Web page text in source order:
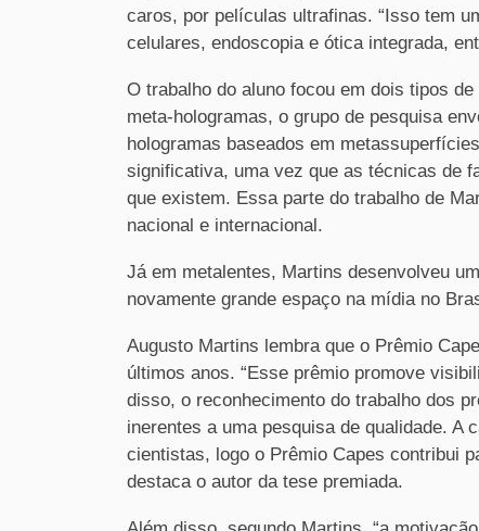
caros, por películas ultrafinas. “Isso tem
celulares, endoscopia e ótica integrada,
O trabalho do aluno focou em dois tipos
meta-hologramas, o grupo de pesquisa
hologramas baseados em
significativa, uma vez que as técnicas de
que existem. Essa parte do trabalho de
nacional e internacional.
Já em metalentes, Martins desenvolveu
novamente grande espaço na mídia no
Augusto Martins lembra que o Prêmio
últimos anos. “Esse prêmio promove
disso, o reconhecimento do trabalho dos
inerentes a uma pesquisa de qualidade.
cientistas, logo o Prêmio Capes contribui
destaca o autor da tese premiada.